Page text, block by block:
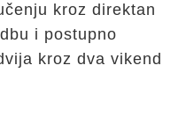
kroz direktan
i postupno
kroz dva vikend